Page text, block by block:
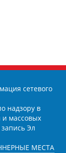
сетевого
надзору в
и массовых
Эл
МЕСТА